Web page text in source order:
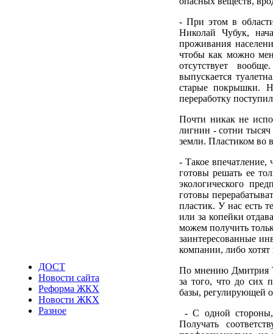
ДОСТ
Новости сайта
Реформа ЖКХ
Новости ЖКХ
Разное
- При этом в
Николай Чубук,
проживания
чтобы как можно
отсутствует
выпускается
старые покрышки.
переработку
Почти никак не
лигнин - сотни тысяч
земли. Пластиком во
- Такое
готовы решать ее
экологического
готовы
пластик. У нас есть
или за копейки
можем получить
заинтересованные
компании, либо
По мнению Дмитрия
за того, что до сих
базы, регулирующей
- С одной стороны,
Получать